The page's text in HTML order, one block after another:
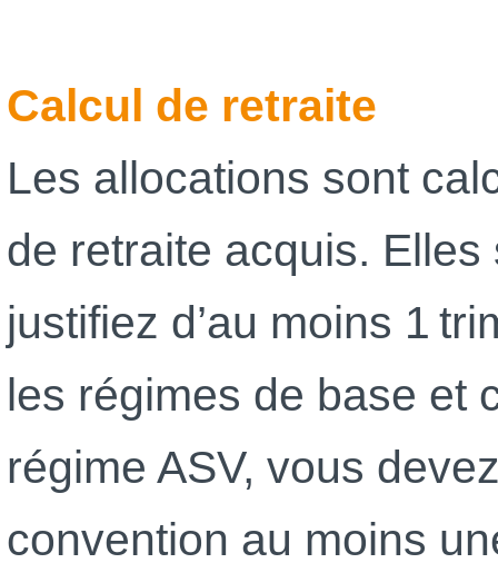
Calcul de retraite
Les allocations sont
de retraite acquis.
justifiez d’au moins 1
les régimes de base et
régime ASV, vous
convention au moins